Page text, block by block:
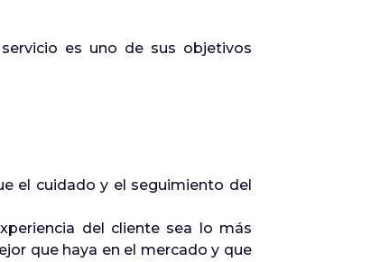
es uno de sus objetivos
el cuidado y el seguimiento del
del cliente sea lo más
que haya en el mercado y que